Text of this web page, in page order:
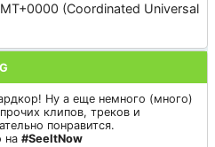
(Coordinated Universal
Ну а еще немного (много)
клипов, треков и
понравится.
на #SeeItNow